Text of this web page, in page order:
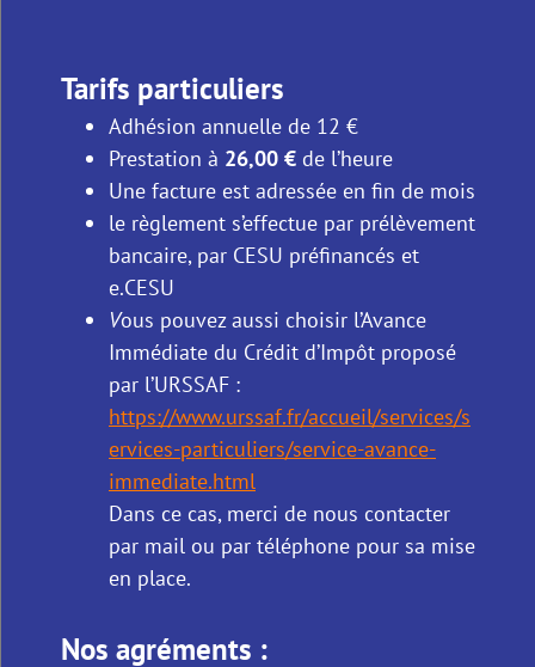
Tarifs particuliers
Adhésion annuelle de 12 €
Prestation à 26,00 € de l’heure
Une facture est adressée en fin de mois
le règlement s’effectue par prélèvement
bancaire, par CESU préfinancés et
e.CESU
Vous pouvez aussi choisir l’Avance
Immédiate du Crédit d’Impôt proposé
par l’URSSAF :
https://www.urssaf.fr/accueil/services/s
ervices-particuliers/service-avance-
immediate.html
Dans ce cas, merci de nous contacter
par mail ou par téléphone pour sa mise
en place.
Nos agréments :